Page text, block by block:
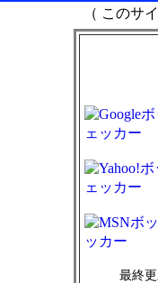
（ このサ
最終